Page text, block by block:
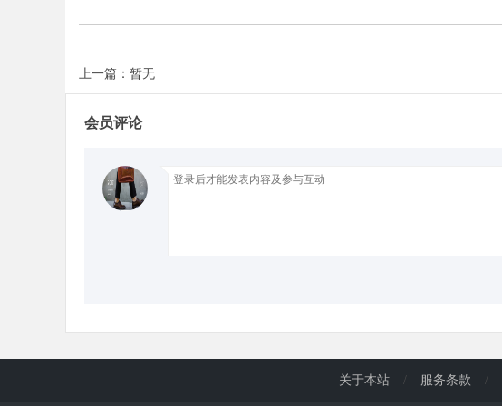
上一篇：暂无
会员评论
关于本站 / 服务条款 /